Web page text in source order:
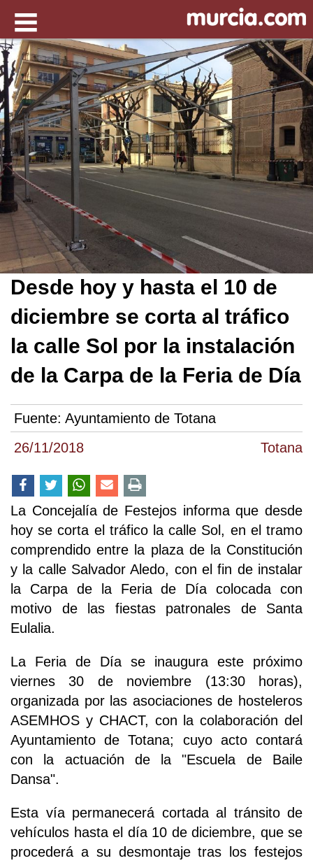
26/11/2018 Totana
Desde hoy y hasta el 10 de
diciembre se corta al tráfico
la calle Sol por la instalación
de la Carpa de la Feria de Día
Fuente: Ayuntamiento de Totana
La Concejalía de Festejos informa que desde
hoy se corta el tráfico la calle Sol, en el tramo
comprendido entre la plaza de la Constitución
y la calle Salvador Aledo, con el fin de instalar
la Carpa de la Feria de Día colocada con
motivo de las fiestas patronales de Santa
Eulalia.
La Feria de Día se inaugura este próximo
viernes 30 de noviembre (13:30 horas),
organizada por las asociaciones de hosteleros
ASEMHOS y CHACT, con la colaboración del
Ayuntamiento de Totana; cuyo acto contará
con la actuación de la "Escuela de Baile
Dansa".
Esta vía permanecerá cortada al tránsito de
vehículos hasta el día 10 de diciembre, que se
procederá a su desmontaje tras los festejos